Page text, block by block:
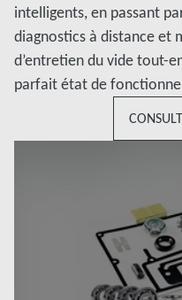
intelligents, en passant
diagnostics à distance et
d’entretien du vide tout-
parfait état de